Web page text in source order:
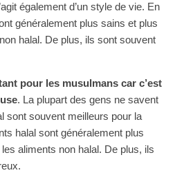
également d’un style de vie. En
généralement plus sains et plus
halal. De plus, ils sont souvent
pour les musulmans car c’est
. La plupart des gens ne savent
sont souvent meilleurs pour la
halal sont généralement plus
aliments non halal. De plus, ils